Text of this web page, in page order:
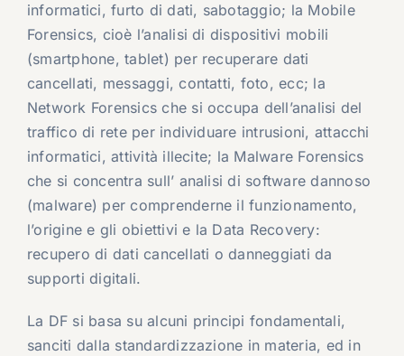
informatici, furto di dati, sabotaggio; la Mobile
Forensics, cioè l’analisi di dispositivi mobili
(smartphone, tablet) per recuperare dati
cancellati, messaggi, contatti, foto, ecc; la
Network Forensics che si occupa dell’analisi del
traffico di rete per individuare intrusioni, attacchi
informatici, attività illecite; la Malware Forensics
che si concentra sull’ analisi di software dannoso
(malware) per comprenderne il funzionamento,
l’origine e gli obiettivi e la Data Recovery:
recupero di dati cancellati o danneggiati da
supporti digitali.
La DF si basa su alcuni principi fondamentali,
sanciti dalla standardizzazione in materia, ed in